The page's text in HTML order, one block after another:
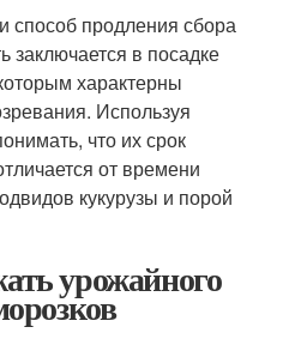
способ продления сбора
заключается в посадке
характерны
Используя
что их срок
от времени
кукурузы и порой
урожайного